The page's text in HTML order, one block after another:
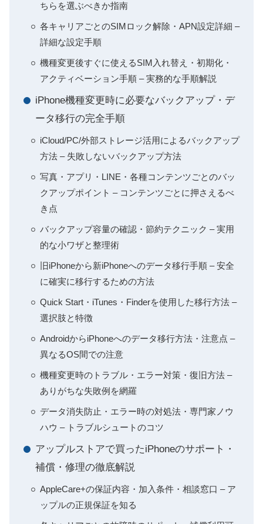
ちらを選ぶべきか指南
各キャリアごとのSIMロック解除・APN設定詳細 –
詳細な設定手順
機種変更後すぐに使えるSIM入れ替え・初期化・
アクティベーション手順 – 実務的な手順解説
iPhone機種変更時に必要なバックアップ・デ
ータ移行の完全手順
iCloud/PC/外部ストレージ活用によるバックアップ
方法 – 失敗しないバックアップ方法
写真・アプリ・LINE・各種コンテンツごとのバッ
クアップポイント – コンテンツごとに押さえるべ
き点
バックアップ容量の確認・節約テクニック – 実用
的な小ワザと整理術
旧iPhoneから新iPhoneへのデータ移行手順 – 安全
に確実に移行するための方法
Quick Start・iTunes・Finderを使用した移行方法 –
選択肢と特徴
AndroidからiPhoneへのデータ移行方法・注意点 –
異なるOS間での注意
機種変更時のトラブル・エラー対策・復旧方法 –
ありがちな失敗例を網羅
データ消失防止・エラー時の対処法・専門家ノウ
ハウ – トラブルシュートのコツ
アップルストアで買ったiPhoneのサポート・
補償・修理の徹底解説
AppleCare+の保証内容・加入条件・相談窓口 – ア
ップルの正規保証を知る